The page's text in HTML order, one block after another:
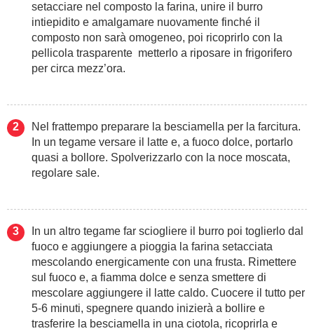
setacciare nel composto la farina, unire il burro
intiepidito e amalgamare nuovamente finché il
composto non sarà omogeneo, poi ricoprirlo con la
pellicola trasparente metterlo a riposare in frigorifero
per circa mezz’ora.
Nel frattempo preparare la besciamella per la farcitura.
In un tegame versare il latte e, a fuoco dolce, portarlo
quasi a bollore. Spolverizzarlo con la noce moscata,
regolare sale.
In un altro tegame far sciogliere il burro poi toglierlo dal
fuoco e aggiungere a pioggia la farina setacciata
mescolando energicamente con una frusta. Rimettere
sul fuoco e, a fiamma dolce e senza smettere di
mescolare aggiungere il latte caldo. Cuocere il tutto per
5-6 minuti, spegnere quando inizierà a bollire e
trasferire la besciamella in una ciotola, ricoprirla e